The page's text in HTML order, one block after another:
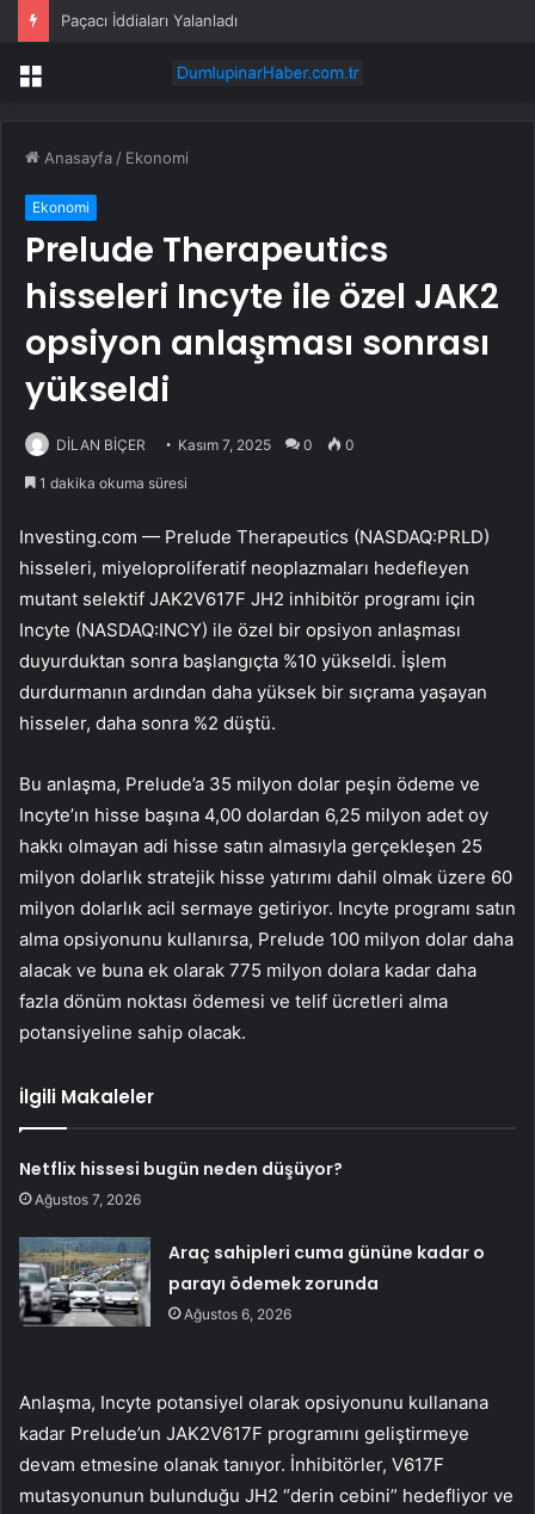
Paçacı İddiaları Yalanladı
Menü
Anasayfa / Ekonomi
Ekonomi
Prelude Therapeutics
hisseleri Incyte ile özel JAK2
opsiyon anlaşması sonrası
yükseldi
DİLAN BİÇER Kasım 7, 2025 0 0
1 dakika okuma süresi
Investing.com — Prelude Therapeutics (NASDAQ:PRLD)
hisseleri, miyeloproliferatif neoplazmaları hedefleyen
mutant selektif JAK2V617F JH2 inhibitör programı için
Incyte (NASDAQ:INCY) ile özel bir opsiyon anlaşması
duyurduktan sonra başlangıçta %10 yükseldi. İşlem
durdurmanın ardından daha yüksek bir sıçrama yaşayan
hisseler, daha sonra %2 düştü.
Bu anlaşma, Prelude’a 35 milyon dolar peşin ödeme ve
Incyte’ın hisse başına 4,00 dolardan 6,25 milyon adet oy
hakkı olmayan adi hisse satın almasıyla gerçekleşen 25
milyon dolarlık stratejik hisse yatırımı dahil olmak üzere 60
milyon dolarlık acil sermaye getiriyor. Incyte programı satın
alma opsiyonunu kullanırsa, Prelude 100 milyon dolar daha
alacak ve buna ek olarak 775 milyon dolara kadar daha
fazla dönüm noktası ödemesi ve telif ücretleri alma
potansiyeline sahip olacak.
İlgili Makaleler
Netflix hissesi bugün neden düşüyor?
Ağustos 7, 2026
Araç sahipleri cuma gününe kadar o
parayı ödemek zorunda
Ağustos 6, 2026
Anlaşma, Incyte potansiyel olarak opsiyonunu kullanana
kadar Prelude’un JAK2V617F programını geliştirmeye
devam etmesine olanak tanıyor. İnhibitörler, V617F
mutasyonunun bulunduğu JH2 “derin cebini” hedefliyor ve